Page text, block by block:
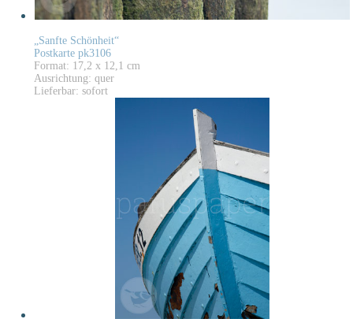
„Sanfte Schönheit“
Postkarte pk3106
Format: 17,2 x 12,1 cm
Ausrichtung: quer
Lieferbar: sofort